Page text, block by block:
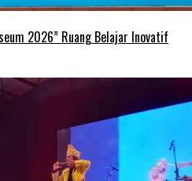
2026” Ruang Belajar Inovatif